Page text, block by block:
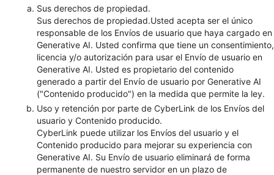
Sus derechos de propiedad.
Sus derechos de propiedad.Usted acepta ser el único
responsable de los Envíos de usuario que haya cargado en
Generative AI. Usted confirma que tiene un consentimiento,
licencia y/o autorización para usar el Envío de usuario en
Generative AI. Usted es propietario del contenido
generado a partir del Envío de usuario por Generative AI
("Contenido producido") en la medida que permite la ley.
Uso y retención por parte de CyberLink de los Envíos del
usuario y Contenido producido.
CyberLink puede utilizar los Envíos del usuario y el
Contenido producido para mejorar su experiencia con
Generative AI. Su Envío de usuario eliminará de forma
permanente de nuestro servidor en un plazo de